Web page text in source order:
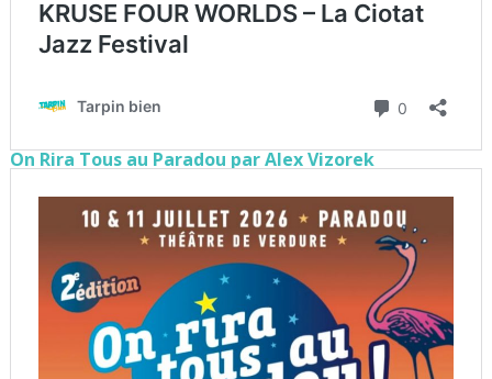
On Rira Tous au Paradou par Alex Vizorek